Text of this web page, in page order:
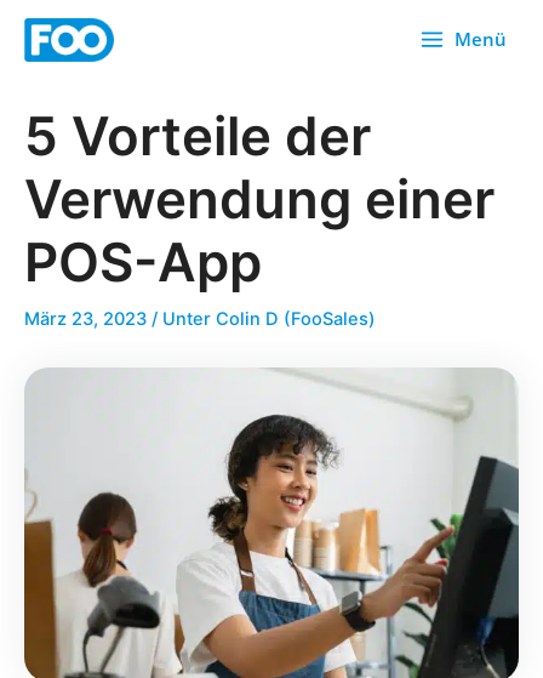
Zum
Inhalt
Menü
5 Vorteile der
Verwendung einer
POS-App
März 23, 2023 / Unter Colin D (FooSales)